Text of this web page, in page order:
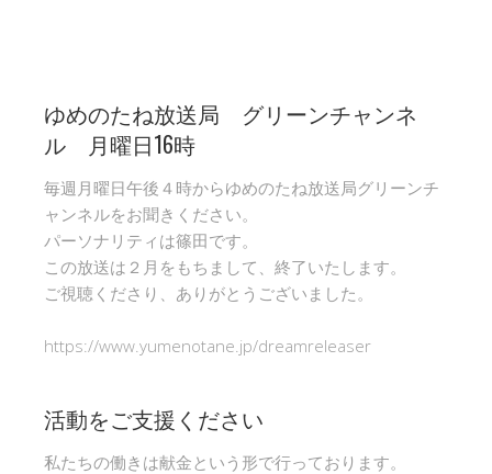
ゆめのたね放送局 グリーンチャンネ
ル 月曜日16時
毎週月曜日午後４時からゆめのたね放送局グリーンチ
ャンネルをお聞きください。
パーソナリティは篠田です。
この放送は２月をもちまして、終了いたします。
ご視聴くださり、ありがとうございました。
https://www.yumenotane.jp/dreamreleaser
活動をご支援ください
私たちの働きは献金という形で行っております。